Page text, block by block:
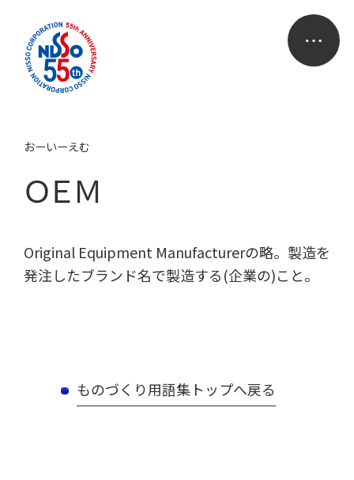
ＯＥＭ
おーいーえむ
Original Equipment Manufacturerの略。製造を
発注したブランド名で製造する(企業の)こと。
ものづくり用語集トップへ戻る